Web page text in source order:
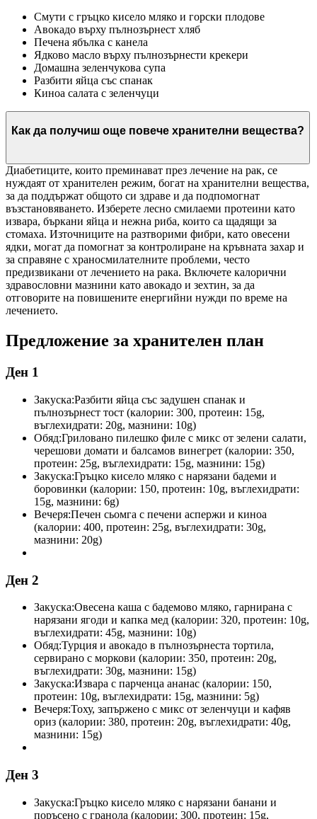
Смути с гръцко кисело мляко и горски плодове
Авокадо върху пълнозърнест хляб
Печена ябълка с канела
Ядково масло върху пълнозърнести крекери
Домашна зеленчукова супа
Разбити яйца със спанак
Киноа салата с зеленчуци
Как да получиш още повече хранителни вещества?
Диабетиците, които преминават през лечение на рак, се
нуждаят от хранителен режим, богат на хранителни вещества,
за да поддържат общото си здраве и да подпомогнат
възстановяването. Изберете лесно смилаеми протеини като
извара, бъркани яйца и нежна риба, които са щадящи за
стомаха. Източниците на разтворими фибри, като овесени
ядки, могат да помогнат за контролиране на кръвната захар и
за справяне с храносмилателните проблеми, често
предизвикани от лечението на рака. Включете калорични
здравословни мазнини като авокадо и зехтин, за да
отговорите на повишените енергийни нужди по време на
лечението.
Предложение за хранителен план
Ден 1
Закуска:Разбити яйца със задушен спанак и
пълнозърнест тост (калории: 300, протеин: 15g,
въглехидрати: 20g, мазнини: 10g)
Обяд:Гриловано пилешко филе с микс от зелени салати,
черешови домати и балсамов винегрет (калории: 350,
протеин: 25g, въглехидрати: 15g, мазнини: 15g)
Закуска:Гръцко кисело мляко с нарязани бадеми и
боровинки (калории: 150, протеин: 10g, въглехидрати:
15g, мазнини: 6g)
Вечеря:Печен сьомга с печени аспержи и киноа
(калории: 400, протеин: 25g, въглехидрати: 30g,
мазнини: 20g)
Ден 2
Закуска:Овесена каша с бадемово мляко, гарнирана с
нарязани ягоди и капка мед (калории: 320, протеин: 10g,
въглехидрати: 45g, мазнини: 10g)
Обяд:Турция и авокадо в пълнозърнеста тортила,
сервирано с моркови (калории: 350, протеин: 20g,
въглехидрати: 30g, мазнини: 15g)
Закуска:Извара с парченца ананас (калории: 150,
протеин: 10g, въглехидрати: 15g, мазнини: 5g)
Вечеря:Тоху, запържено с микс от зеленчуци и кафяв
ориз (калории: 380, протеин: 20g, въглехидрати: 40g,
мазнини: 15g)
Ден 3
Закуска:Гръцко кисело мляко с нарязани банани и
поръсено с гранола (калории: 300, протеин: 15g,